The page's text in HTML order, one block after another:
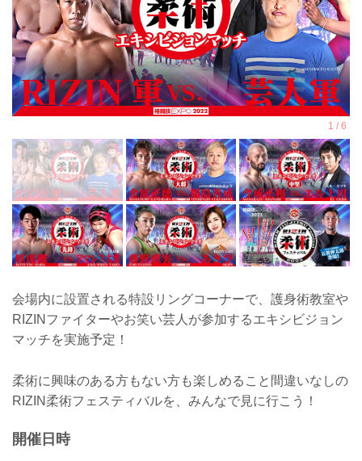
会場内に設置される特設リングコーナーで、護身術教室や
RIZINファイターやお笑い芸人が参加するエキシビジョン
マッチを実施予定！
柔術に興味のある方もない方も楽しめること間違いなしの
RIZIN柔術フェスティバルを、みんなで見に行こう！
開催日時